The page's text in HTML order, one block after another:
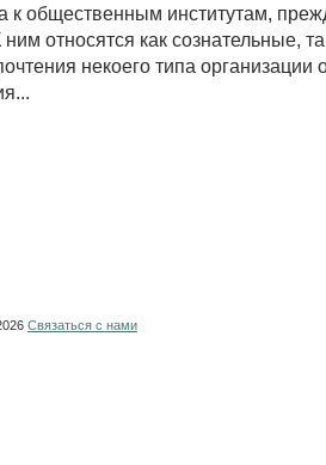
к общественным институтам,
относятся как сознательные,
некоего типа организации
Связаться с нами